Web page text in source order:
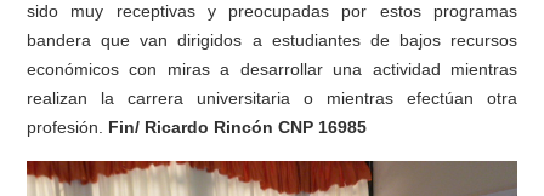
sido muy receptivas y preocupadas por estos programas
bandera que van dirigidos a estudiantes de bajos recursos
económicos con miras a desarrollar una actividad mientras
realizan la carrera universitaria o mientras efectúan otra
profesión. Fin/ Ricardo Rincón CNP 16985